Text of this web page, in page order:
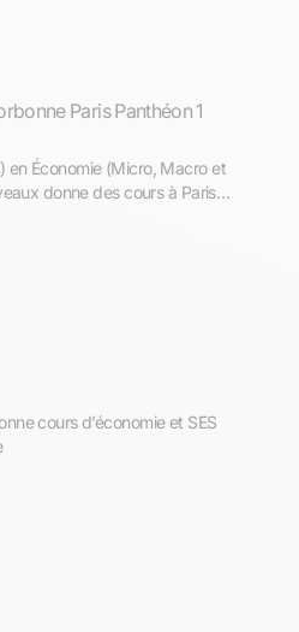
Paris Panthéon 1
en Économie (Micro, Macro et
cours d’économie et SES